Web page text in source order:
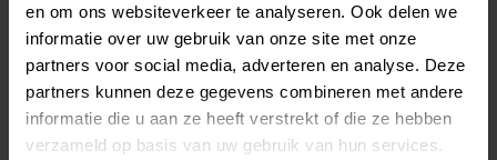
en om ons websiteverkeer te analyseren. Ook delen we
informatie over uw gebruik van onze site met onze
partners voor social media, adverteren en analyse. Deze
partners kunnen deze gegevens combineren met andere
informatie die u aan ze heeft verstrekt of die ze hebben
verzameld op basis van uw gebruik van hun services.